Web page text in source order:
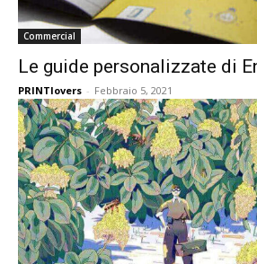
Commercial
Le guide personalizzate di
PRINTlovers - Febbraio 5, 2021